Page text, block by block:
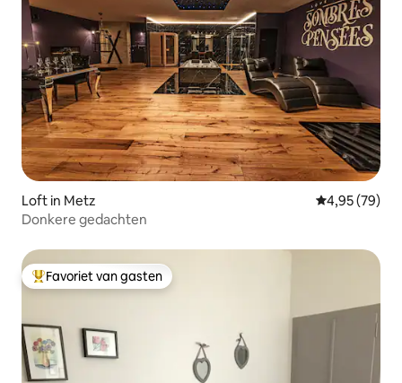
Loft in Metz Gemiddelde
4,95 (79)
Donkere gedachten
Topfavoriet van gasten
Favoriet van gasten